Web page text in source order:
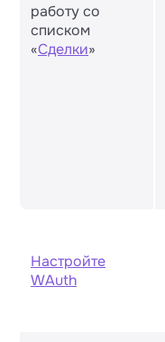
работу со
списком
«Сделки»
Настройте
WAuth